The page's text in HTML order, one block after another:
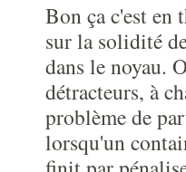
Bon ça c'est en
sur la solidité
dans le noyau.
détracteurs, à
problème de
lorsqu'un